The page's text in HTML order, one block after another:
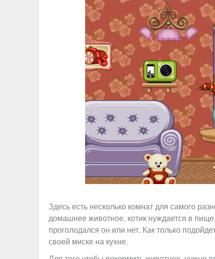
Здесь есть несколько комнат для самого
домашнее животное, котик нуждается в
проголодался он или нет. Как только
своей миске на кухне.